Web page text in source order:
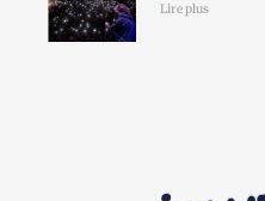
Lire plus